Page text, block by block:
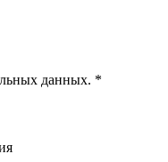
данных. *